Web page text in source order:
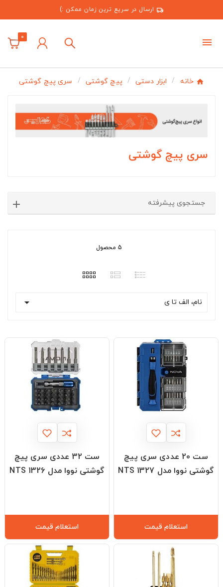
ارسال در سریع ترین زمان ممکن :)
0
خانه ابزار دستی پیچ گوشتی سری پیچ گوشتی
سری پیچ گوشتی
جستجوی پیشرفته
5 محصول
نام، الف تا ی 
ست 20 عددی سری پیچ
گوشتی نووا مدل NTS 1327
استعلام قیمت
ست 32 عددی سری پیچ
گوشتی نووا مدل NTS 1326
استعلام قیمت